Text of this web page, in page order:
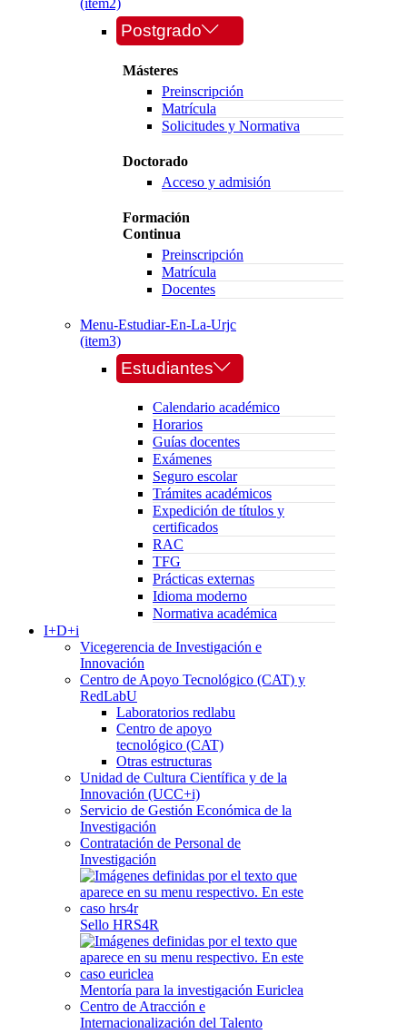
(item2)
Postgrado
Másteres
Preinscripción
Matrícula
Solicitudes y Normativa
Doctorado
Acceso y admisión
Formación
Continua
Preinscripción
Matrícula
Docentes
Menu-Estudiar-En-La-Urjc
(item3)
Estudiantes
Calendario académico
Horarios
Guías docentes
Exámenes
Seguro escolar
Trámites académicos
Expedición de títulos y
certificados
RAC
TFG
Prácticas externas
Idioma moderno
Normativa académica
I+D+i
Vicegerencia de Investigación e
Innovación
Centro de Apoyo Tecnológico (CAT) y
RedLabU
Laboratorios redlabu
Centro de apoyo
tecnológico (CAT)
Otras estructuras
Unidad de Cultura Científica y de la
Innovación (UCC+i)
Servicio de Gestión Económica de la
Investigación
Contratación de Personal de
Investigación
Sello HRS4R
Mentoría para la investigación Euriclea
Centro de Atracción e
Internacionalización del Talento